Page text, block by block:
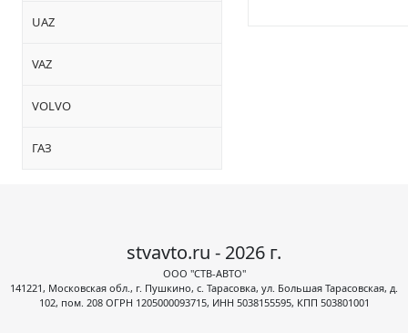
UAZ
VAZ
VOLVO
ГАЗ
stvavto.ru - 2026 г.
ООО "СТВ-АВТО"
141221, Московская обл., г. Пушкино, с. Тарасовка, ул. Большая Тарасовская, д.
102, пом. 208 ОГРН 1205000093715, ИНН 5038155595, КПП 503801001